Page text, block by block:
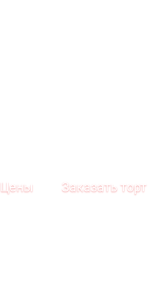
Цены Заказать торт